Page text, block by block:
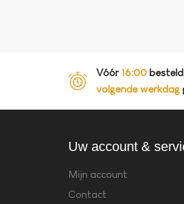
Vóór 16:00
volgende werkdag
Uw account &
Mijn account
Contact